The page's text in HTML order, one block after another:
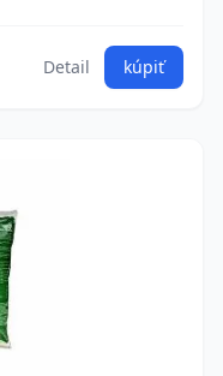
Detail kúpiť